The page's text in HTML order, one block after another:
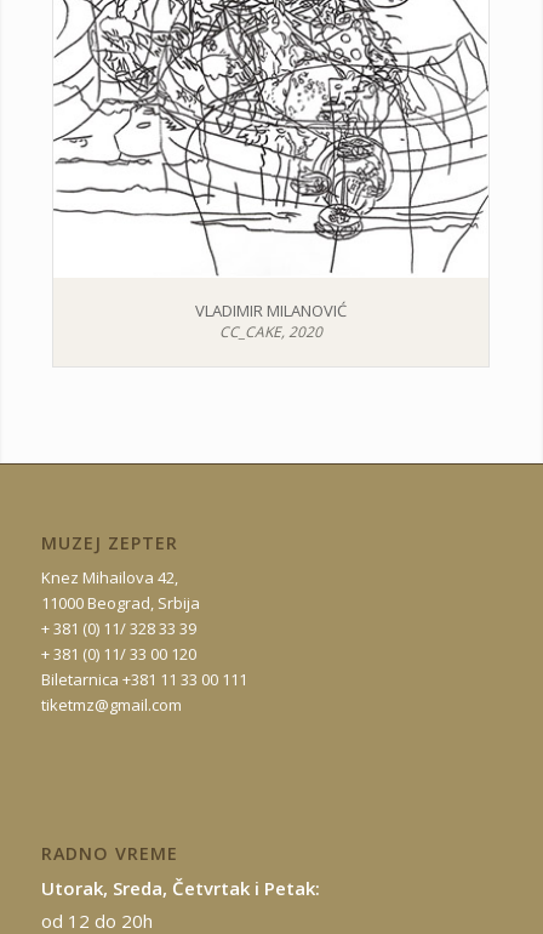
VLADIMIR MILANOVIĆ
CC_CAKE, 2020
MUZEJ ZEPTER
Knez Mihailova 42,
11000 Beograd, Srbija
+ 381 (0) 11/ 328 33 39
+ 381 (0) 11/ 33 00 120
Biletarnica +381 11 33 00 111
tiketmz@gmail.com
RADNO VREME
Utorak, Sreda, Četvrtak i Petak:
od 12 do 20h